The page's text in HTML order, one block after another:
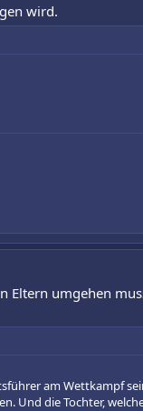
wird.
Eltern umgehen
am Wettkampf
Und die Tochter,